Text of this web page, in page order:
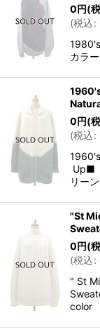
0円(
(税込:
カラ
0円(
(税込:
リ
"St
0円(
(税込:
" St
color